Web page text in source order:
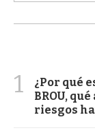
1
¿Por qué
BROU,
riesgos